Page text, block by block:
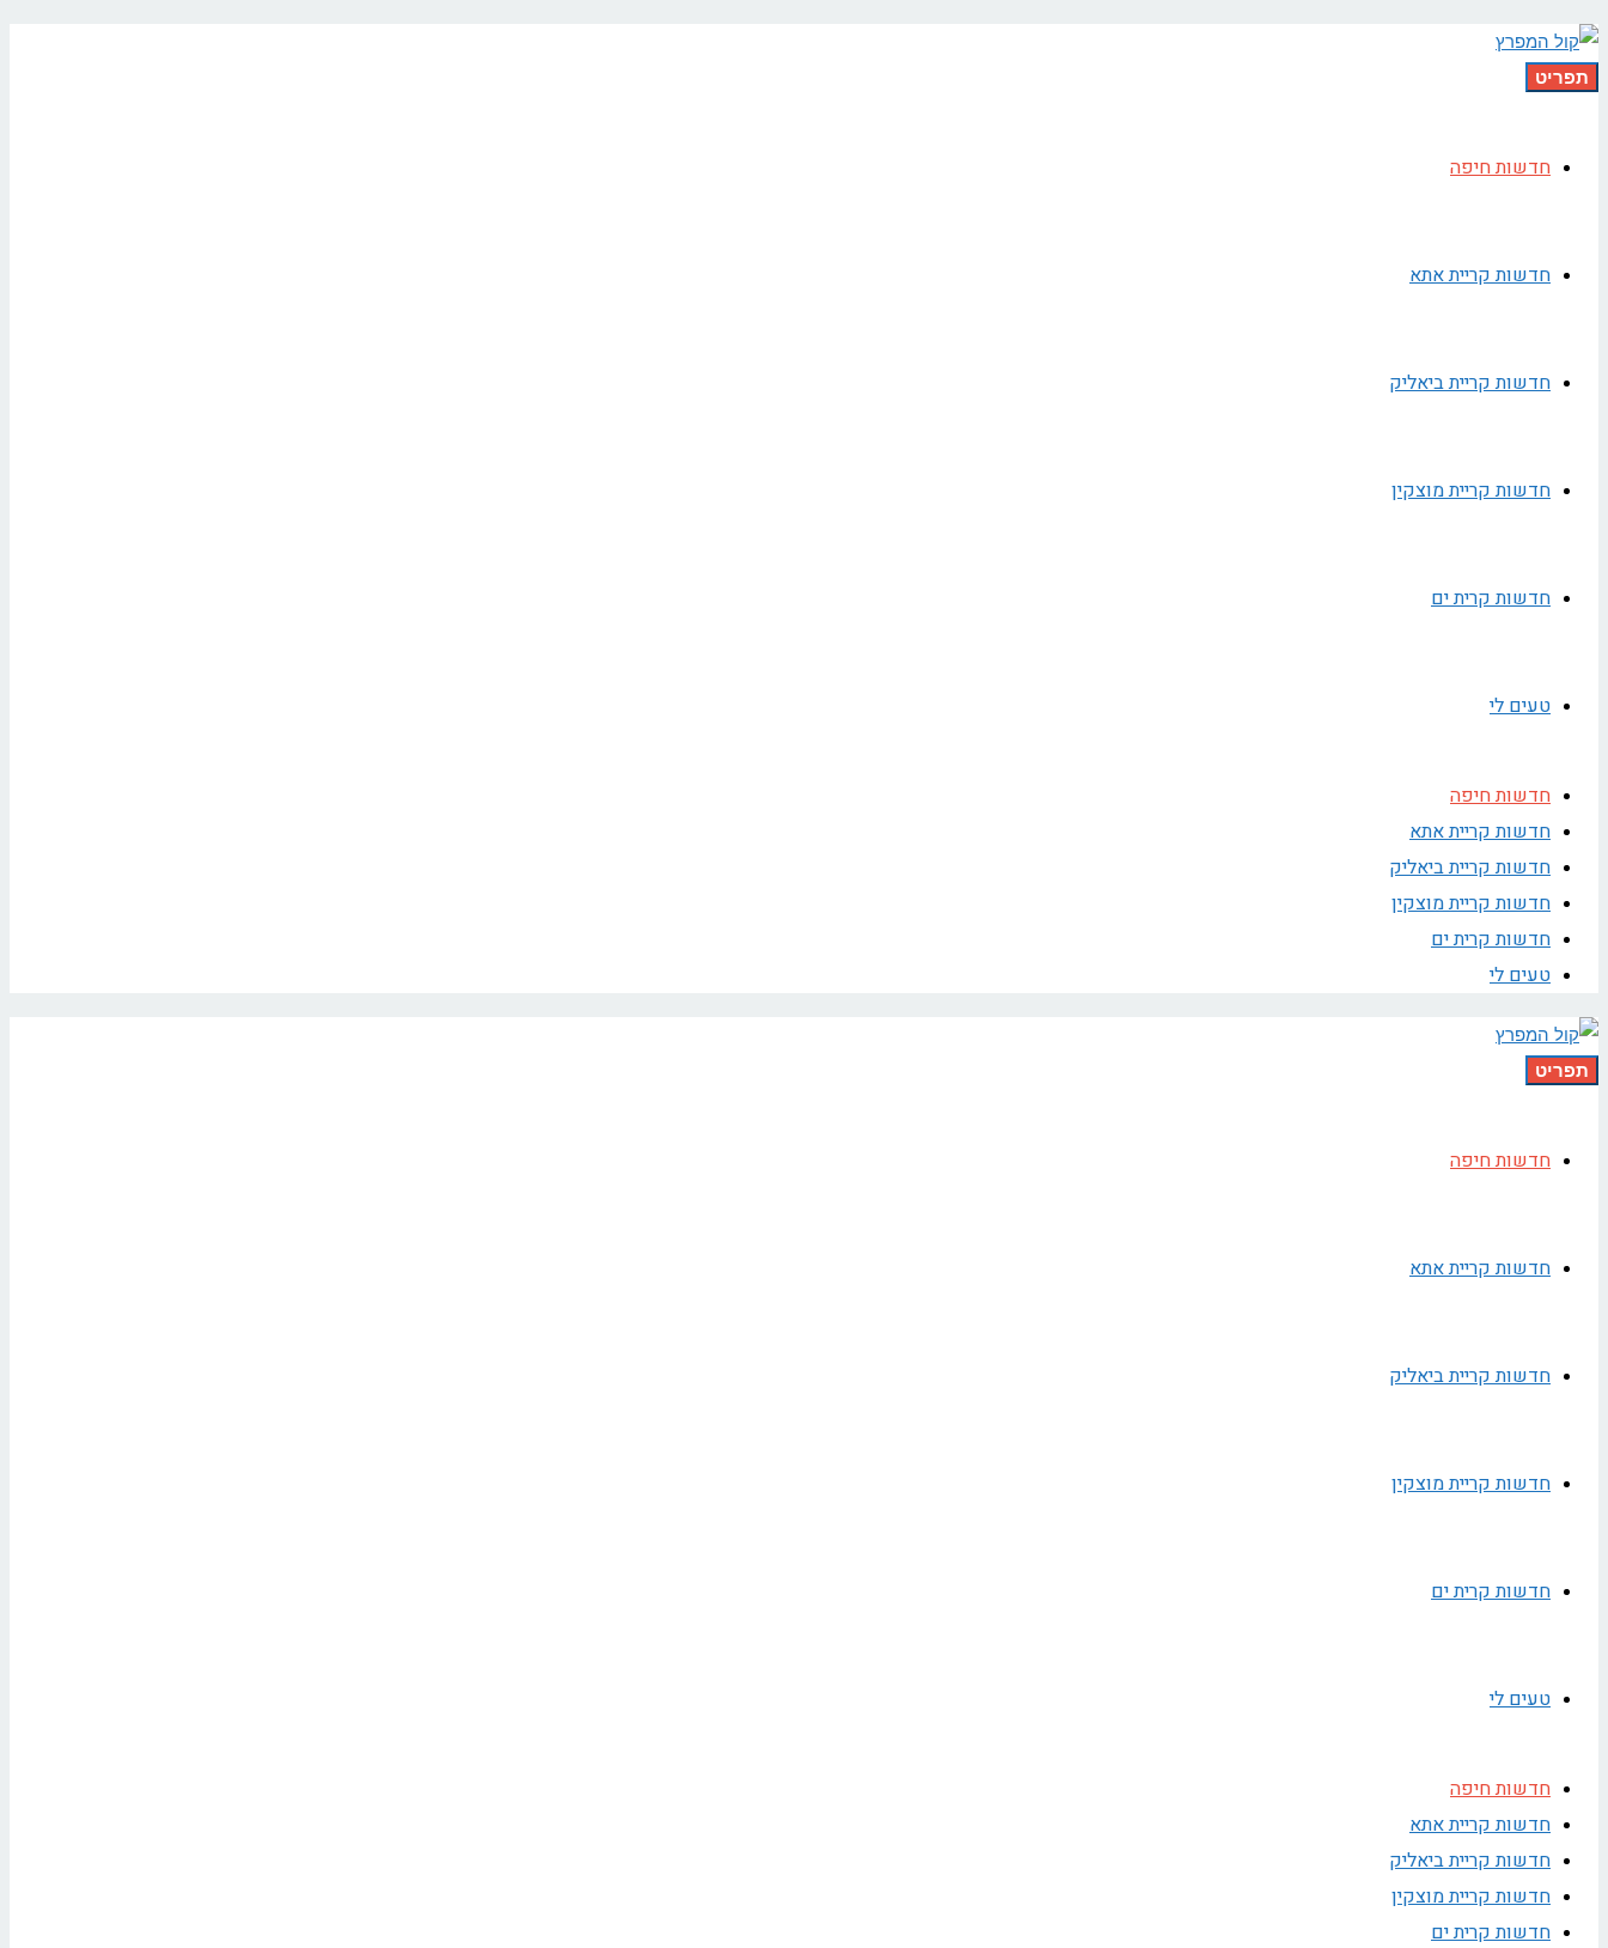
תפריט
חדשות חיפה
חדשות קריית אתא
חדשות קריית ביאליק
חדשות קריית מוצקין
חדשות קרית ים
טעים לי
חדשות חיפה
חדשות קריית אתא
חדשות קריית ביאליק
חדשות קריית מוצקין
חדשות קרית ים
טעים לי
תפריט
חדשות חיפה
חדשות קריית אתא
חדשות קריית ביאליק
חדשות קריית מוצקין
חדשות קרית ים
טעים לי
חדשות חיפה
חדשות קריית אתא
חדשות קריית ביאליק
חדשות קריית מוצקין
חדשות קרית ים